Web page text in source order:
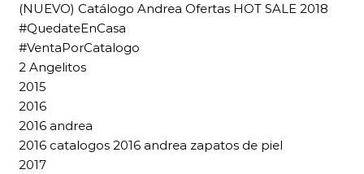
(NUEVO) Catálogo Andrea Ofertas HOT SALE 2018
#QuedateEnCasa
#VentaPorCatalogo
2 Angelitos
2015
2016
2016 andrea
2016 catalogos 2016 andrea zapatos de piel
2017